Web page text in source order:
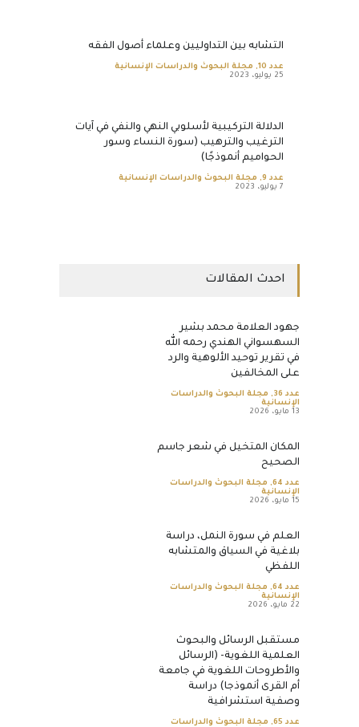
التشابه بين التداوليين وعلماء أصول الفقه
عدد 10 , مجلة البحوث والدراسات الإنسانية
25 يوليو، 2023
الدلالة التركيبية لأسلوبي النهي والنفي في آيات
الترغيب والترهيب (سورة النساء وسور
الحواميم أنموذجًا)
عدد 9 , مجلة البحوث والدراسات الإنسانية
7 يوليو، 2023
احدث المقالات
جهود العلامة محمد بشير
السهسواني الهندي رحمه الله
في تقرير توحيد الألوهية والرد
على المخالفين
عدد 36 , مجلة البحوث والدراسات
الإنسانية
13 مايو، 2026
المكان المتخيل في شعر جاسم
الصحيح
عدد 64 , مجلة البحوث والدراسات
الإنسانية
15 مايو، 2026
العلم في سورة النمل، دراسة
بلاغية في السياق والمتشابه
اللفظي
عدد 64 , مجلة البحوث والدراسات
الإنسانية
22 مايو، 2026
مستقبل الرسائل والبحوث
العلمية اللغوية- (الرسائل
والأطروحات اللغوية في جامعة
أم القرى أنموذجا) دراسة
وصفية استشرافية
عدد 65 , مجلة البحوث والدراسات